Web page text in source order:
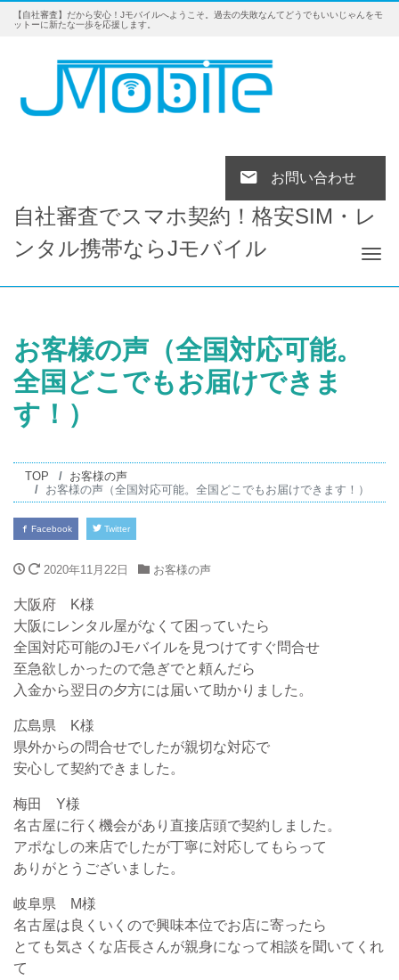
【自社審査】だから安心！Jモバイルへようこそ。過去の失敗なんてどうでもいいじゃんをモ
ットーに新たな一歩を応援します。
お問い合わせ
自社審査でスマホ契約！格安SIM・レ
ンタル携帯ならJモバイル
お客様の声（全国対応可能。
全国どこでもお届けできま
す！）
TOP
お客様の声
お客様の声（全国対応可能。全国どこでもお届けできます！）
Facebook Twitter
2020年11月22日 お客様の声
大阪府 K様
大阪にレンタル屋がなくて困っていたら
全国対応可能のJモバイルを見つけてすぐ問合せ
至急欲しかったので急ぎでと頼んだら
入金から翌日の夕方には届いて助かりました。
広島県 K様
県外からの問合せでしたが親切な対応で
安心して契約できました。
梅田 Y様
名古屋に行く機会があり直接店頭で契約しました。
アポなしの来店でしたが丁寧に対応してもらって
ありがとうございました。
岐阜県 M様
名古屋は良くいくので興味本位でお店に寄ったら
とても気さくな店長さんが親身になって相談を聞いてくれ
て